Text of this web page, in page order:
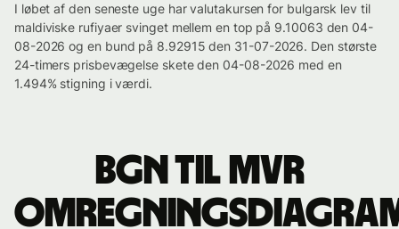
I løbet af den seneste uge har valutakursen for bulgarsk lev til
maldiviske rufiyaer svinget mellem en top på 9.10063 den 04-
08-2026 og en bund på 8.92915 den 31-07-2026. Den største
24-timers prisbevægelse skete den 04-08-2026 med en
1.494% stigning i værdi.
BGN til MVR